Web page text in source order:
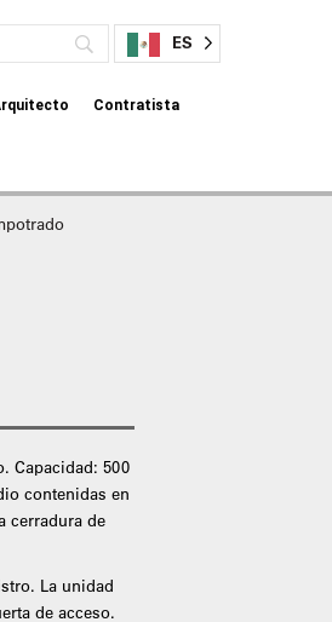
ES
Contratista
Capacidad: 500
contenidas en
cerradura de
La unidad
de acceso.